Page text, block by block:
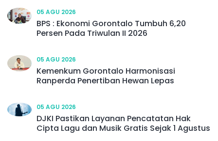
05 AGU 2026
BPS : Ekonomi Gorontalo Tumbuh 6,20
Persen Pada Triwulan II 2026
05 AGU 2026
Kemenkum Gorontalo Harmonisasi
Ranperda Penertiban Hewan Lepas
05 AGU 2026
DJKI Pastikan Layanan Pencatatan Hak
Cipta Lagu dan Musik Gratis Sejak 1 Agustus